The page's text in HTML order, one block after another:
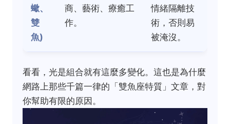
蠍、
雙
魚)
商、藝術、療癒工
作。
情緒隔離技
術，否則易
被淹沒。
看看，光是組合就有這麼多變化。這也是為什麼
網路上那些千篇一律的「雙魚座特質」文章，對
你幫助有限的原因。